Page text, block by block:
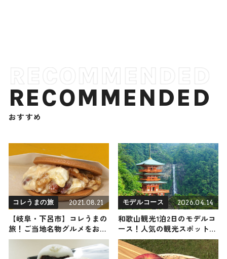
RECOMMENDED
おすすめ
コレうまの旅 2021.08.21
【岐阜・下呂市】コレうまの
旅！ご当地名物グルメをお届
け
モデルコース 2026.04.14
和歌山観光1泊2日のモデルコ
ース！人気の観光スポット・
名所を満喫できる王道の旅程
を紹介